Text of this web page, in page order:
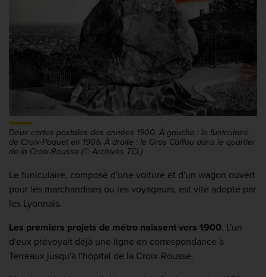
Deux cartes postales des années 1900. À gauche : le funiculaire
de Croix-Paquet en 1905. À droite : le Gros Caillou dans le quartier
de la Croix-Rousse (© Archives TCL)
Le funiculaire, composé d'une voiture et d'un wagon ouvert
pour les marchandises ou les voyageurs, est vite adopté par
les Lyonnais.
Les premiers projets de métro naissent vers 1900. L'un
d'eux prévoyait déjà une ligne en correspondance à
Terreaux jusqu'à l'hôpital de la Croix-Rousse.